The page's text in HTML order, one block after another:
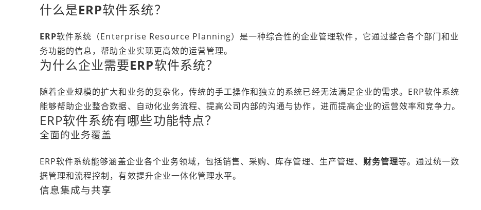
什么是ERP软件系统？
ERP软件系统（Enterprise Resource Planning）是一种综合性的企业管理软件，它通过整合各个部门和业
务功能的信息，帮助企业实现更高效的运营管理。
为什么企业需要ERP软件系统？
随着企业规模的扩大和业务的复杂化，传统的手工操作和独立的系统已经无法满足企业的需求。ERP软件系统
能够帮助企业整合数据、自动化业务流程、提高公司内部的沟通与协作，进而提高企业的运营效率和竞争力。
ERP软件系统有哪些功能特点？
全面的业务覆盖
ERP软件系统能够涵盖企业各个业务领域，包括销售、采购、库存管理、生产管理、 财务管理等。通过统一数
据管理和流程控制，有效提升企业一体化管理水平。
信息集成与共享